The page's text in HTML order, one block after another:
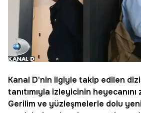
Kanal D'nin ilgiyle takip edilen
tanıtımıyla izleyicinin heyecanını
Gerilim ve yüzleşmelerle dolu yeni